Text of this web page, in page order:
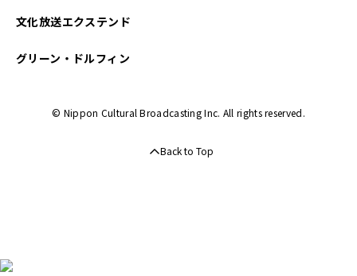
文化放送エクステンド
グリーン・ドルフィン
© Nippon Cultural Broadcasting Inc. All rights reserved.
Back to Top